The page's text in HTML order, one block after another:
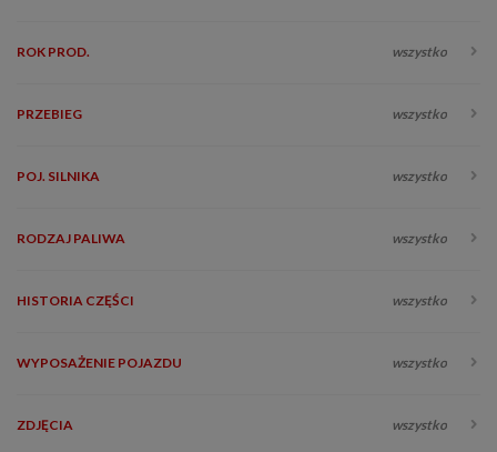
ROK PROD. wszystko
PRZEBIEG wszystko
POJ. SILNIKA wszystko
RODZAJ PALIWA wszystko
HISTORIA CZĘŚCI wszystko
WYPOSAŻENIE POJAZDU wszystko
ZDJĘCIA wszystko